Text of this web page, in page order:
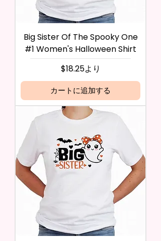
Big Sister Of The Spooky One
#1 Women's Halloween Shirt
$18.25より
セール価格
カートに追加する